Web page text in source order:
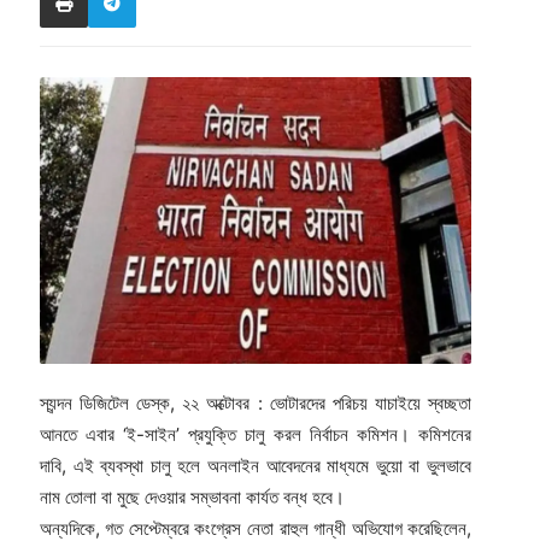
স্যন্দন ডিজিটেল ডেস্ক, ২২ অক্টোবর : ভোটারদের পরিচয় যাচাইয়ে স্বচ্ছতা
আনতে এবার ‘ই-সাইন’ প্রযুক্তি চালু করল নির্বাচন কমিশন। কমিশনের
দাবি, এই ব্যবস্থা চালু হলে অনলাইন আবেদনের মাধ্যমে ভুয়ো বা ভুলভাবে
নাম তোলা বা মুছে দেওয়ার সম্ভাবনা কার্যত বন্ধ হবে।
অন্যদিকে, গত সেপ্টেম্বরে কংগ্রেস নেতা রাহুল গান্ধী অভিযোগ করেছিলেন,